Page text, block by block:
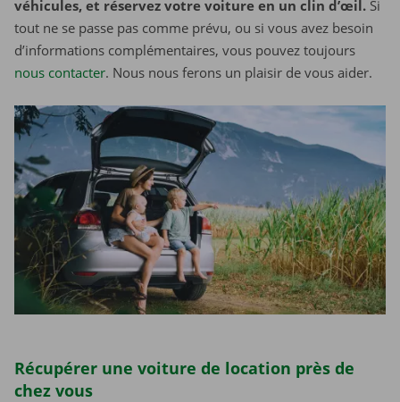
véhicules, et réservez votre voiture en un clin d’œil. Si
tout ne se passe pas comme prévu, ou si vous avez besoin
d’informations complémentaires, vous pouvez toujours
nous contacter. Nous nous ferons un plaisir de vous aider.
Récupérer une voiture de location près de
chez vous